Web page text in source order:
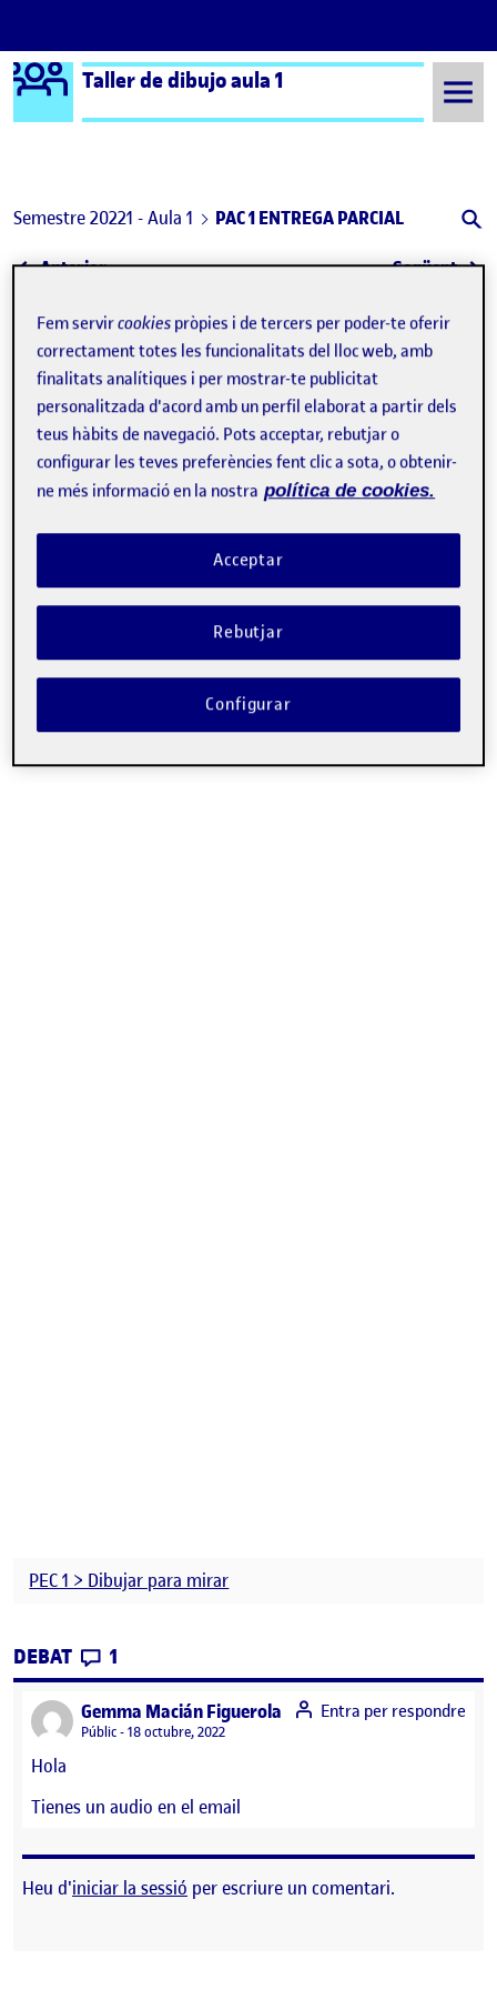
Saltar al contingut
Logo Ágora
Taller de dibujo aula 1
Semestre 20221 - Aula 1 PAC 1 ENTREGA PARCIAL
Navegació d'entrades
Anterior: La conciencia de mirar(nos): El autorretrato
Següent:
Publicat perPAC 1 ENTREGA PARCIAL
Publicat per
Estela Barbancho González Mellado
Visibilitat:
Públic -Data de publicació
14 Oct. 202214 octubre, 2022 8:24 pm
- 1 comentaria PAC 1 ENTREGA PARCIAL
PEC 1 > Dibujar para mirar
DEBAT CONTRIBUTIONS
1
Gemma Macián Figuerola says:
Visibilitat:
Públic 18 octubre, 2022
Hola
Tienes un audio en el email
Entra per respondre
Heu d'iniciar la sessió per escriure un comentari.
Fem servircookies pròpies i de tercers per poder-te oferir
correctament totes les funcionalitats del lloc web, amb
finalitats analítiques i per mostrar-te publicitat
personalitzada d'acord amb un perfil elaborat a partir dels
teus hàbits de navegació. Pots acceptar, rebutjar o
configurar les teves preferències fent clic a sota, o obtenir-
ne més informació en la nostra política de cookies.
Rebutjar
Acceptar
Configurar